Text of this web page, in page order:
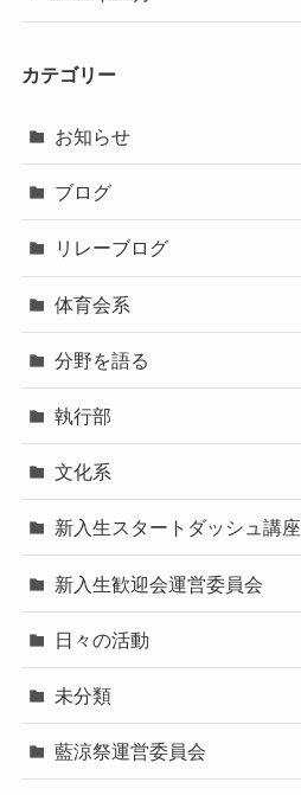
カテゴリー
お知らせ
ブログ
リレーブログ
体育会系
分野を語る
執行部
文化系
新入生スタートダッシュ講座
新入生歓迎会運営委員会
日々の活動
未分類
藍涼祭運営委員会